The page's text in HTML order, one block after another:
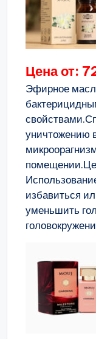
Цена от:
Эфирное
уничтожению
избавиться
уменьшить